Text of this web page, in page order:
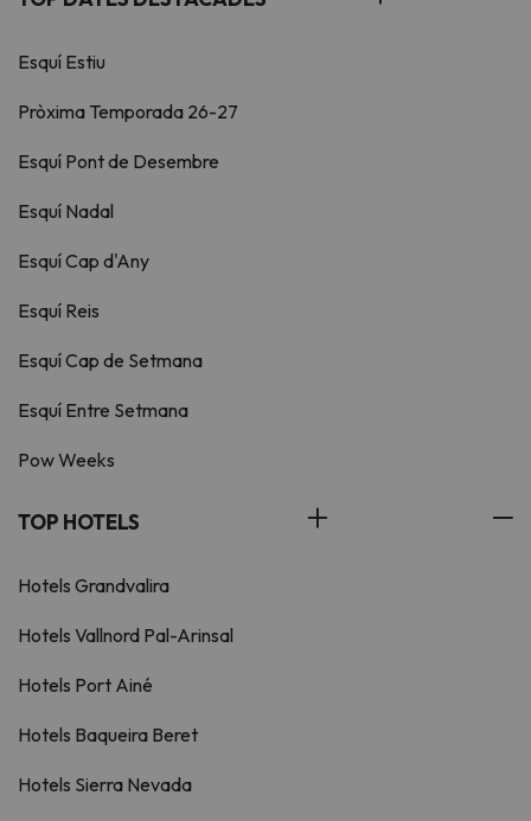
Esquí Estiu
Pròxima Temporada 26-27
Esquí Pont de Desembre
Esquí Nadal
Esquí Cap d'Any
Esquí Reis
Esquí Cap de Setmana
Esquí Entre Setmana
Pow Weeks
TOP HOTELS
Hotels Grandvalira
Hotels Vallnord Pal-Arinsal
Hotels Port Ainé
Hotels Baqueira Beret
Hotels Sierra Nevada